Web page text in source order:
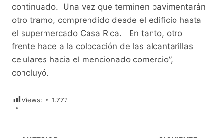
continuado. Una vez que terminen pavimentarán
otro tramo, comprendido desde el edificio hasta
el supermercado Casa Rica. En tanto, otro
frente hace a la colocación de las alcantarillas
celulares hacia el mencionado comercio”,
concluyó.
Views: 1.777